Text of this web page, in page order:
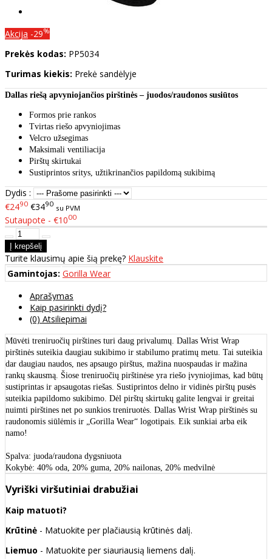
Akcija -29%
Prekės kodas: PP5034
Turimas kiekis: Prekė sandėlyje
Dallas riešą apvyniojančios pirštinės – juodos/raudonos susiūtos
Formos prie rankos
Tvirtas riešo apvyniojimas
Velcro užsegimas
Maksimali ventiliacija
Pirštų skirtukai
Sustiprintos sritys, užtikrinančios papildomą sukibimą
Dydis :
€2490 €3490 su PVM
Sutaupote - €1000
Turite klausimų apie šią prekę? Klauskite
Gamintojas: Gorilla Wear
Aprašymas
Kaip pasirinkti dydį?
(0) Atsiliepimai
Mūvėti treniruočių pirštines turi daug privalumų. Dallas Wrist Wrap
pirštinės suteikia daugiau sukibimo ir stabilumo pratimų metu. Tai suteikia
dar daugiau naudos, nes apsaugo pirštus, mažina nuospaudas ir mažina
rankų skausmą. Šiose treniruočių pirštinėse yra riešo įvyniojimas, kad būtų
sustiprintas ir apsaugotas riešas. Sustiprintos delno ir vidinės pirštų pusės
suteikia papildomo sukibimo. Dėl pirštų skirtukų galite lengvai ir greitai
nuimti pirštines net po sunkios treniruotės. Dallas Wrist Wrap pirštinės su
raudonomis siūlėmis ir „Gorilla Wear“ logotipais. Eik sunkiai arba eik
namo!
Spalva: juoda/raudona dygsniuota
Kokybė: 40% oda, 20% guma, 20% nailonas, 20% medvilnė
Vyriški viršutiniai drabužiai
Kaip matuoti?
Krūtinė - Matuokite per plačiausią krūtinės dalį.
Liemuo - Matuokite per siauriausią liemens dalį.